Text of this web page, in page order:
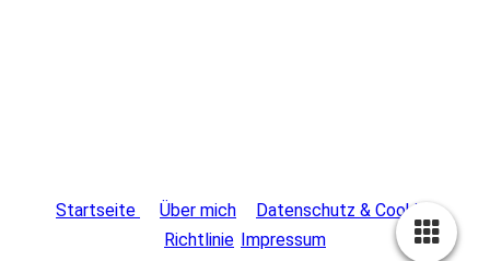
Startseite Über mich
Datenschutz & Cookie-
Richtlinie Impressum